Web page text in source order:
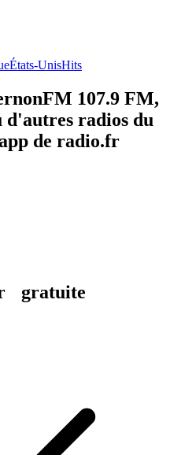
États-UnisHits
107.9 FM,
radios du
de radio.fr
gratuite